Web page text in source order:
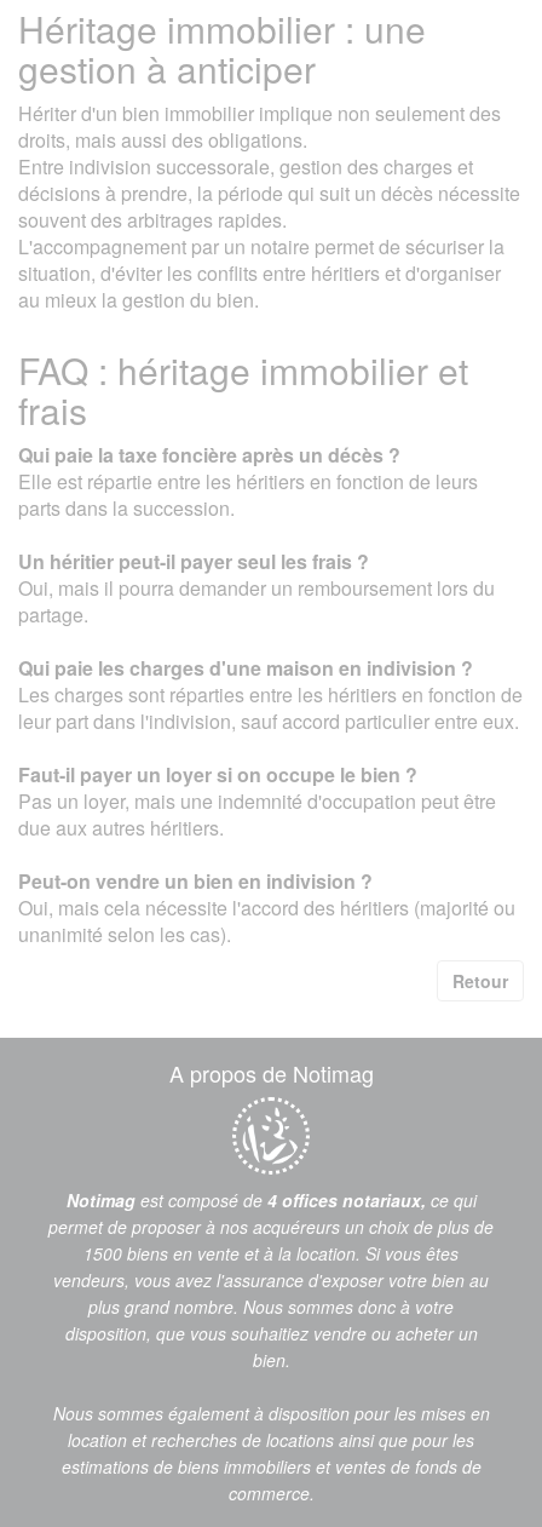
Héritage immobilier : une
gestion à anticiper
Hériter d'un bien immobilier implique non seulement des
droits, mais aussi des obligations.
Entre indivision successorale, gestion des charges et
décisions à prendre, la période qui suit un décès nécessite
souvent des arbitrages rapides.
L'accompagnement par un notaire permet de sécuriser la
situation, d'éviter les conflits entre héritiers et d'organiser
au mieux la gestion du bien.
FAQ : héritage immobilier et
frais
Qui paie la taxe foncière après un décès ?
Elle est répartie entre les héritiers en fonction de leurs
parts dans la succession.
Un héritier peut-il payer seul les frais ?
Oui, mais il pourra demander un remboursement lors du
partage.
Qui paie les charges d'une maison en indivision ?
Les charges sont réparties entre les héritiers en fonction de
leur part dans l'indivision, sauf accord particulier entre eux.
Faut-il payer un loyer si on occupe le bien ?
Pas un loyer, mais une indemnité d'occupation peut être
due aux autres héritiers.
Peut-on vendre un bien en indivision ?
Oui, mais cela nécessite l'accord des héritiers (majorité ou
unanimité selon les cas).
Retour
A propos de Notimag
Notimag est composé de 4 offices notariaux, ce qui
permet de proposer à nos acquéreurs un choix de plus de
1500 biens en vente et à la location. Si vous êtes
vendeurs, vous avez l'assurance d'exposer votre bien au
plus grand nombre. Nous sommes donc à votre
disposition, que vous souhaitiez vendre ou acheter un
bien.
Nous sommes également à disposition pour les mises en
location et recherches de locations ainsi que pour les
estimations de biens immobiliers et ventes de fonds de
commerce.